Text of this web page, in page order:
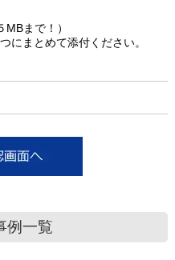
まで！）
にまとめて添付ください。
例一覧